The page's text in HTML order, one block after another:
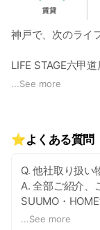
神戸で、次のライ
LIFE STAGE六甲道
お部屋探しだけで
ライフステージが
🏠 お部屋探し・
☕ レンタルスペ
🎾 地域イベント開
...See more
⭐よくある質問
Q. 他社取り扱い
A. 全部ご紹介、
SUUMO・
件、全部取り扱
...See more